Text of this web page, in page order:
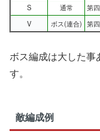
S
通常
第四
V
ボス(連合) 第四
ボス編成は大した
す。
敵編成例